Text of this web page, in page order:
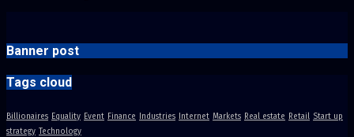
Banner post
Tags cloud
Billionaires Equality Event Finance Industries Internet Markets Real estate Retail Start up
strategy Technology